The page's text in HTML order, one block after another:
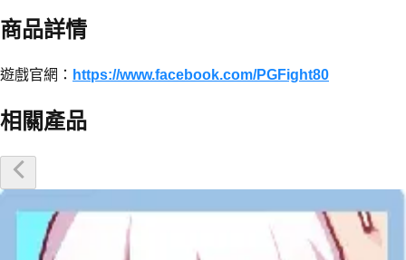
商品詳情
遊戲官網： https://www.facebook.com/PGFight80
相關產品